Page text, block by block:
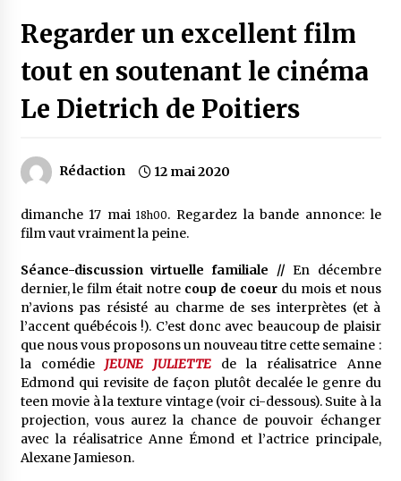
Regarder un excellent film
tout en soutenant le cinéma
Le Dietrich de Poitiers
Rédaction 12 mai 2020
dimanche 17 mai18h00. Regardez la bande annonce: le
film vaut vraiment la peine.
Séance-discussion virtuelle familiale //En décembre
dernier, le film était notre coup de coeurdu mois et nous
n’avions pas résisté au charme de ses interprètes (et à
l’accent québécois !). C’est donc avec beaucoup de plaisir
que nous vous proposons un nouveau titre cette semaine :
la comédie JEUNE JULIETTEde la réalisatrice Anne
Edmond qui revisite de façon plutôt decalée le genre du
teen movie à la texture vintage (voir ci-dessous). Suite à la
projection, vous aurez la chance de pouvoir échanger
avec la réalisatrice Anne Émond et l’actrice principale,
Alexane Jamieson.